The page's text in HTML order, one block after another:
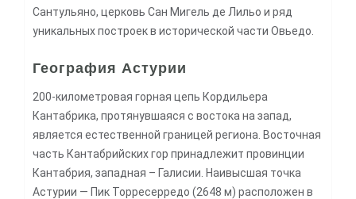
Сантульяно, церковь Сан Мигель де Лильо и ряд
уникальных построек в исторической части Овьедо.
География Астурии
200-километровая горная цепь Кордильера
Кантабрика, протянувшаяся с востока на запад,
является естественной границей региона. Восточная
часть Кантабрийских гор принадлежит провинции
Кантабрия, западная – Галисии. Наивысшая точка
Астурии — Пик Торресерредо (2648 м) расположен в